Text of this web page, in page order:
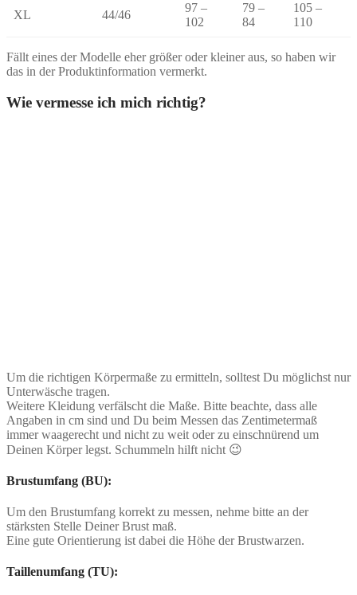
XL 44/46
97 –
102
79 –
84
105 –
110
Fällt eines der Modelle eher größer oder kleiner aus, so haben wir
das in der Produktinformation vermerkt.
Wie vermesse ich mich richtig?
Um die richtigen Körpermaße zu ermitteln, solltest Du möglichst nur
Unterwäsche tragen.
Weitere Kleidung verfälscht die Maße. Bitte beachte, dass alle
Angaben in cm sind und Du beim Messen das Zentimetermaß
immer waagerecht und nicht zu weit oder zu einschnürend um
Deinen Körper legst. Schummeln hilft nicht 😉
Brustumfang (BU):
Um den Brustumfang korrekt zu messen, nehme bitte an der
stärksten Stelle Deiner Brust maß.
Eine gute Orientierung ist dabei die Höhe der Brustwarzen.
Taillenumfang (TU):